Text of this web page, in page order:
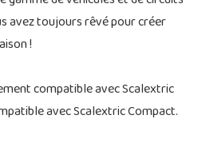
avez toujours rêvé pour créer
!
compatible avec Scalextric
avec Scalextric Compact.